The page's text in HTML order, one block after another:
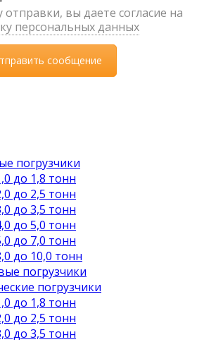
вы даете согласие на
персональных данных
погрузчики
до 1,8 тонн
до 2,5 тонн
до 3,5 тонн
до 5,0 тонн
до 7,0 тонн
до 10,0 тонн
погрузчики
погрузчики
до 1,8 тонн
до 2,5 тонн
до 3,5 тонн